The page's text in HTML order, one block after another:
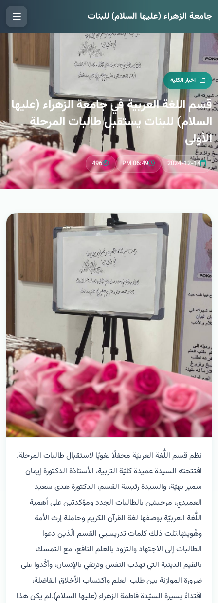
جامعة الزهراء (عليها السلام) للبنات
اخبار الكلية
قسم اللغة العربية في جامعة الزهراء (عليها
السلام) للبنات يستقبل طالبات المرحلة
الأولى
2024-12-14
06:49 PM
496
نظم قسم اللُّغة العربيّة محفلًا لغويًا لاستقبال طالبات المرحلة.
افتتحته السيدة عميدة كليّة التربية، الأستاذة الدكتورة إيمان
سمير بهيّة، والسيدة رئيسة القسم، الدكتورة هدى سعيد
العميدي، مرحبتين بالطالبات الجدد ومؤكدتين على أهمية
اللُّغة العربيّة بوصفها لغة القرآن الكريم وحاملة إرث الأمة
وهُويتها.تلت ذلك كلمات تدريسيي القسم الّذين دعوا
الطالبات إلى الاجتهاد والتزود بالعلم النافع، مع التمسك
بالقيم الدينية التي تهذب النفس وترتقي بالإنسان، وأكَّدوا على
ضرورة الموازنة بين طلب العلم واكتساب الأخلاق الفاضلة،
اقتداءً بسيرة السيّدة فاطمة الزهراء (عليها السلام).لم يكن هذا